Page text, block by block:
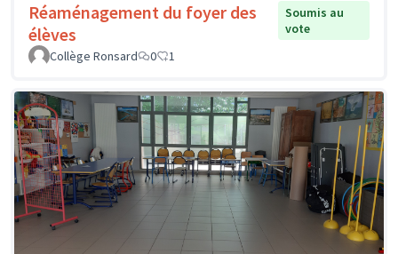
Réaménagement du foyer des
élèves
Soumis au
vote
Collège Ronsard
0 1